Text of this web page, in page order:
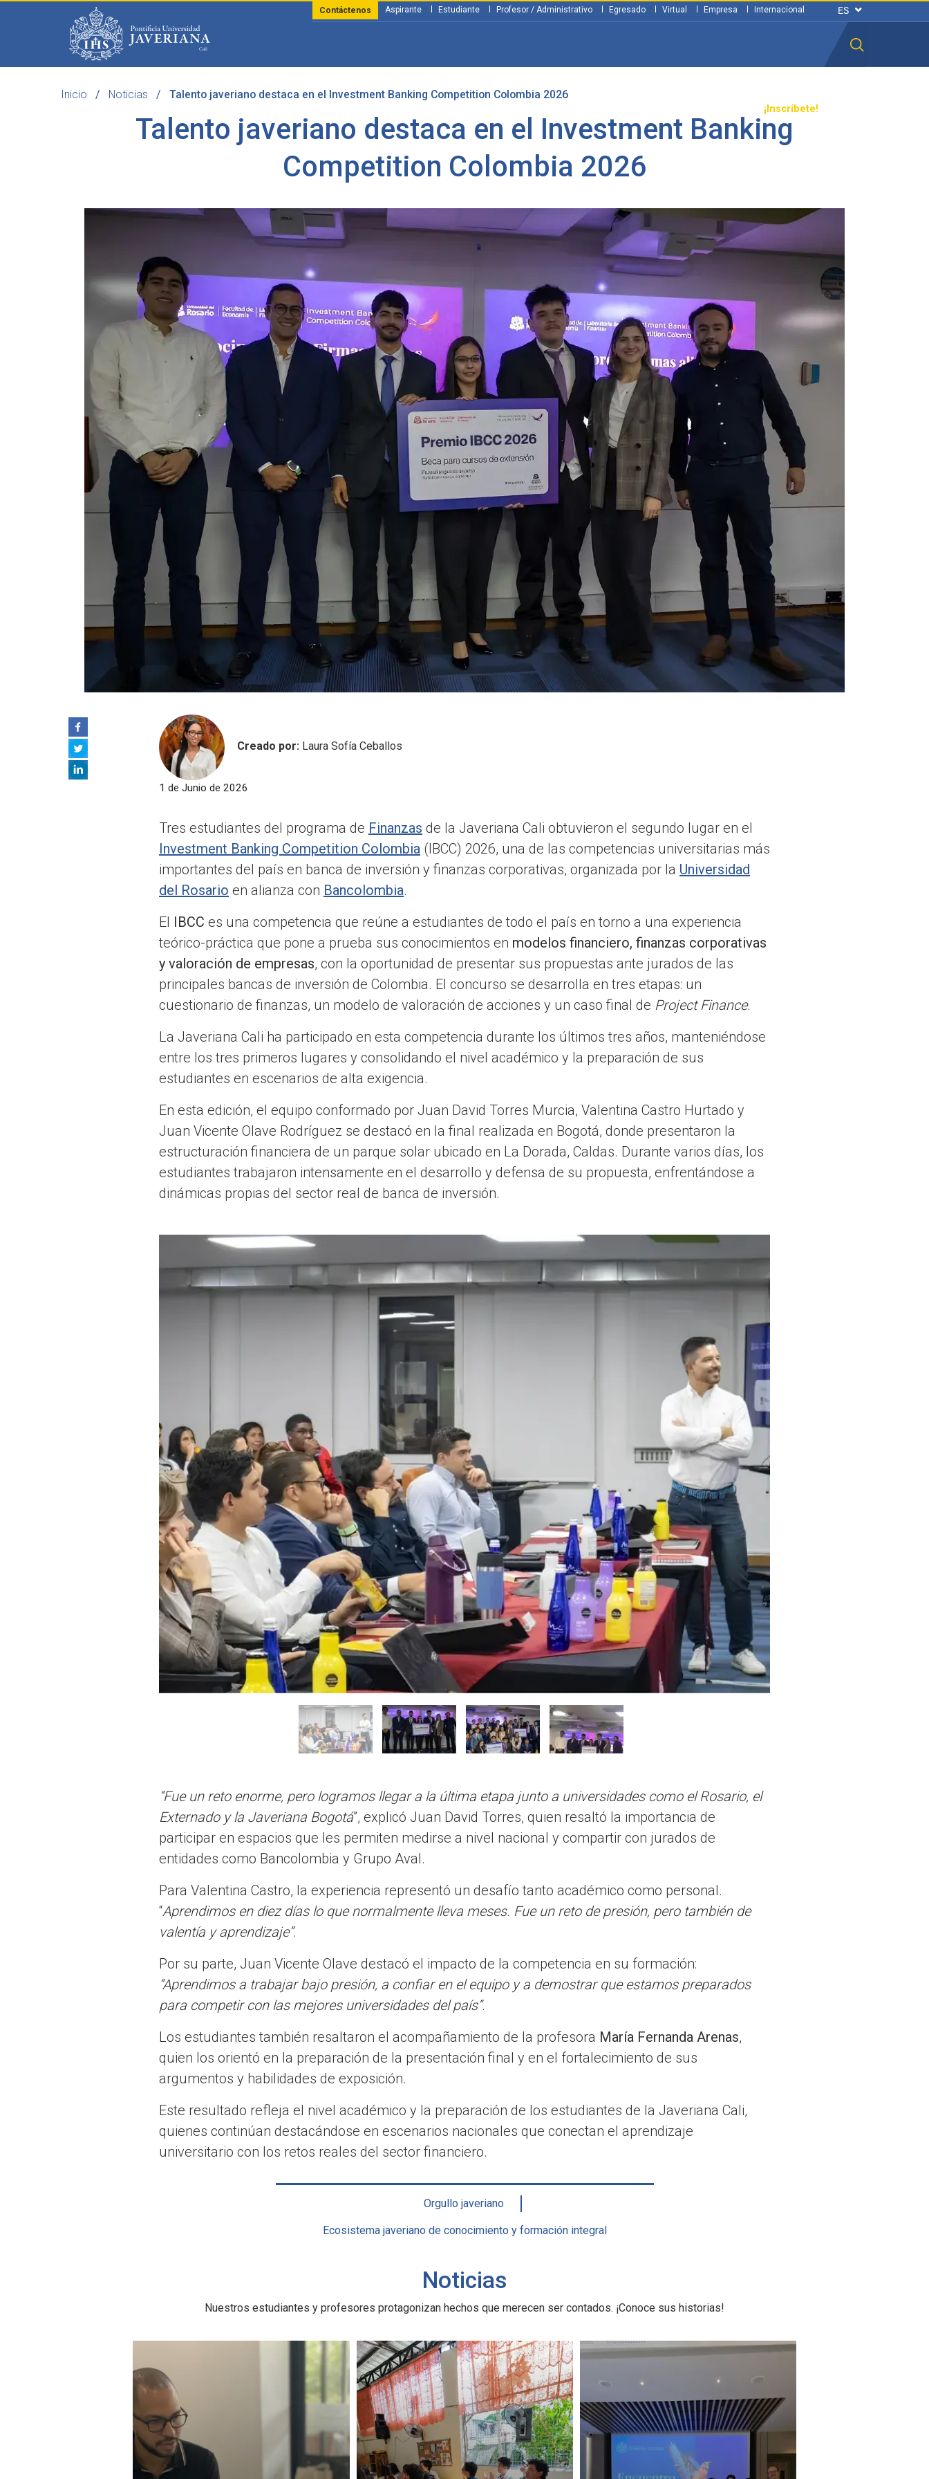
¡Inscríbete!
Aspirante Estudiante Profesor / Administrativo Egresado Virtual Empresa Internacional
Contáctenos
Inicio Noticias Talento javeriano destaca en el Investment Banking Competition Colombia 2026
Talento javeriano destaca en el Investment Banking
Competition Colombia 2026
Creado por: Laura Sofía Ceballos
1 de Junio de 2026
Tres estudiantes del programa de Finanzas de la Javeriana Cali obtuvieron el segundo lugar en el
Investment Banking Competition Colombia (IBCC) 2026, una de las competencias universitarias más
importantes del país en banca de inversión y finanzas corporativas, organizada por la Universidad
del Rosario en alianza con Bancolombia.
El IBCC es una competencia que reúne a estudiantes de todo el país en torno a una experiencia
teórico-práctica que pone a prueba sus conocimientos en modelos financiero, finanzas corporativas
y valoración de empresas, con la oportunidad de presentar sus propuestas ante jurados de las
principales bancas de inversión de Colombia. El concurso se desarrolla en tres etapas: un
cuestionario de finanzas, un modelo de valoración de acciones y un caso final de Project Finance.
La Javeriana Cali ha participado en esta competencia durante los últimos tres años, manteniéndose
entre los tres primeros lugares y consolidando el nivel académico y la preparación de sus
estudiantes en escenarios de alta exigencia.
En esta edición, el equipo conformado por Juan David Torres Murcia, Valentina Castro Hurtado y
Juan Vicente Olave Rodríguez se destacó en la final realizada en Bogotá, donde presentaron la
estructuración financiera de un parque solar ubicado en La Dorada, Caldas. Durante varios días, los
estudiantes trabajaron intensamente en el desarrollo y defensa de su propuesta, enfrentándose a
dinámicas propias del sector real de banca de inversión.
“Fue un reto enorme, pero logramos llegar a la última etapa junto a universidades como el Rosario, el
Externado y la Javeriana Bogotá”, explicó Juan David Torres, quien resaltó la importancia de
participar en espacios que les permiten medirse a nivel nacional y compartir con jurados de
entidades como Bancolombia y Grupo Aval.
Para Valentina Castro, la experiencia representó un desafío tanto académico como personal.
“Aprendimos en diez días lo que normalmente lleva meses. Fue un reto de presión, pero también de
valentía y aprendizaje”.
Por su parte, Juan Vicente Olave destacó el impacto de la competencia en su formación:
“Aprendimos a trabajar bajo presión, a confiar en el equipo y a demostrar que estamos preparados
para competir con las mejores universidades del país”.
Los estudiantes también resaltaron el acompañamiento de la profesora María Fernanda Arenas,
quien los orientó en la preparación de la presentación final y en el fortalecimiento de sus
argumentos y habilidades de exposición.
Este resultado refleja el nivel académico y la preparación de los estudiantes de la Javeriana Cali,
quienes continúan destacándose en escenarios nacionales que conectan el aprendizaje
universitario con los retos reales del sector financiero.
Orgullo javeriano
Ecosistema javeriano de conocimiento y formación integral
Noticias
Nuestros estudiantes y profesores protagonizan hechos que merecen ser contados. ¡Conoce sus historias!